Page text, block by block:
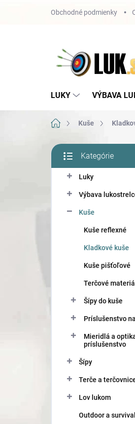
Obchodné podmienky
LUKY VÝBAVA
DomovKuše
B
č
kategórie
Kategórie
Luky
Výbava
Kuše
Kuše reflexné
Kladkové kuše
Kuše pišťoľové
Terčové
Šípy do kuše
Príslušenstvo
Mieridlá a
príslušenstvo
Šípy
Terče a
Lov lukom
Outdoor a survival